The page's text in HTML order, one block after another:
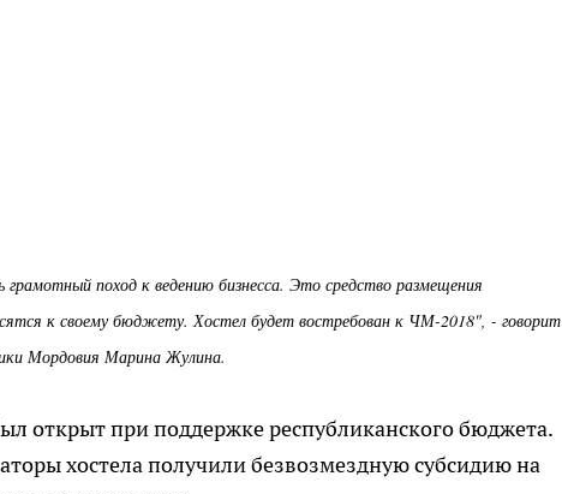
поход к ведению бизнесса. Это средство размещения
к своему бюджету. Хостел будет востребован к ЧМ-2018", - говорит
Мордовия Марина Жулина.
открыт при поддержке республиканского бюджета.
хостела получили безвозмездную субсидию на